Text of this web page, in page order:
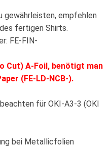
gewährleisten, empfehlen
fertigen Shirts.
FE-FIN-
Cut) A-Foil, benötigt man
(FE-LD-NCB-).
für OKI-A3-3 (OKI
bei Metallicfolien